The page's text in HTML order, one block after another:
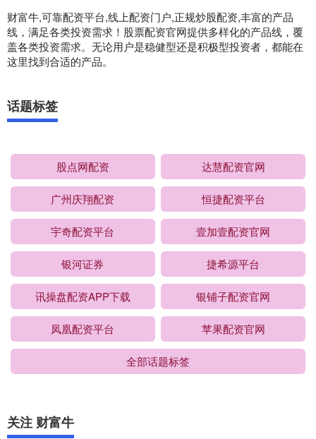
财富牛,可靠配资平台,线上配资门户,正规炒股配资,丰富的产品
线，满足各类投资需求！股票配资官网提供多样化的产品线，覆
盖各类投资需求。无论用户是稳健型还是积极型投资者，都能在
这里找到合适的产品。
话题标签
股点网配资 达慧配资官网
广州庆翔配资 恒捷配资平台
宇奇配资平台 壹加壹配资官网
银河证券 捷希源平台
讯操盘配资APP下载 银铺子配资官网
凤凰配资平台 苹果配资官网
全部话题标签
关注 财富牛